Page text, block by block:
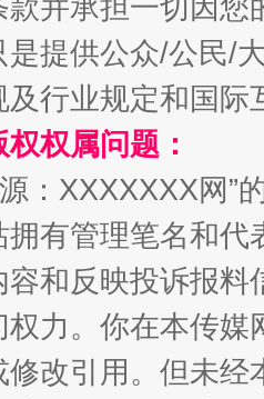
后
款并承担一切因
是提供公众/公民/
行业规定和国
权属问题：
：XXXXXXX网”
有管理笔名和
容和反映投诉报
权力。你在本传
改引用。但未